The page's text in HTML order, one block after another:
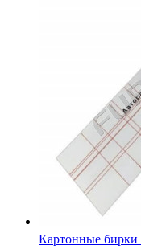
Картонные бирки